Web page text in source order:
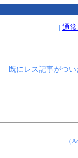
| 通
既にレス記事がつ
（